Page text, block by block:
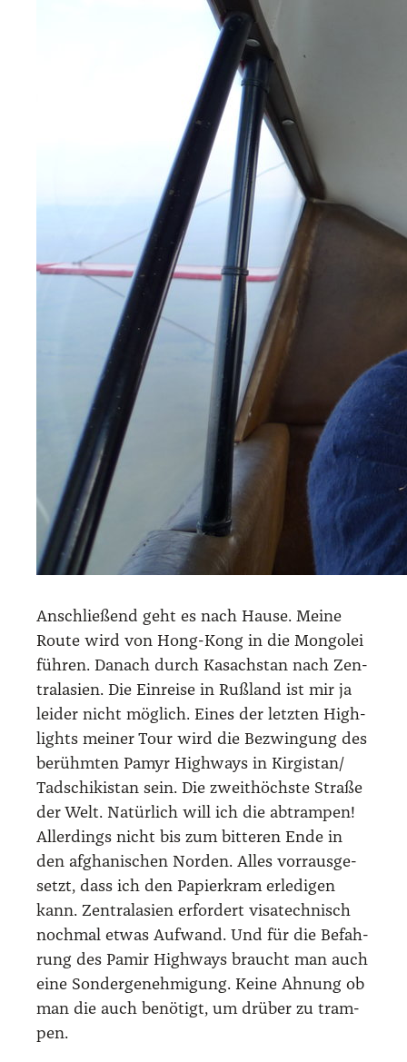
Anschlie­ßend geht es nach Hau­se. Mei­ne
Rou­te wird von Hong-Kong in die Mon­go­lei
füh­ren. Danach durch Kasach­stan nach Zen­
tral­asi­en. Die Ein­rei­se in Ruß­land ist mir ja
lei­der nicht mög­lich. Eines der letz­ten High­
lights mei­ner Tour wird die Bezwin­gung des
berühm­ten Pamyr High­ways in Kirgistan/​
Tadschikistan sein. Die zweit­höchs­te Stra­ße
der Welt. Natür­lich will ich die abtram­pen!
Aller­dings nicht bis zum bit­te­ren Ende in
den afgha­ni­schen Nor­den. Alles vorr­aus­ge­
setzt, dass ich den Papier­kram erle­di­gen
kann. Zen­tral­asi­en erfor­dert visa­tech­nisch
noch­mal etwas Auf­wand. Und für die Befah­
rung des Pamir High­ways braucht man auch
eine Son­der­ge­neh­mi­gung. Kei­ne Ahnung ob
man die auch benö­tigt, um drü­ber zu tram­
pen.